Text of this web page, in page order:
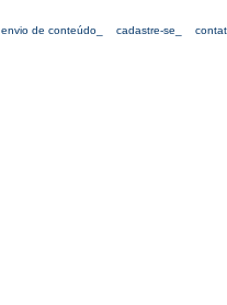
envio de conteúdo_ cadastre-se_